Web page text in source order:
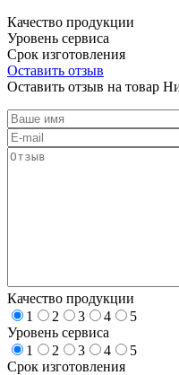
Качество продукции
Уровень сервиса
Срок изготовления
Оставить отзыв
Оставить отзыв на товар
Качество продукции
1
2 3 4
5
Уровень сервиса
1
2 3 4
5
Срок изготовления